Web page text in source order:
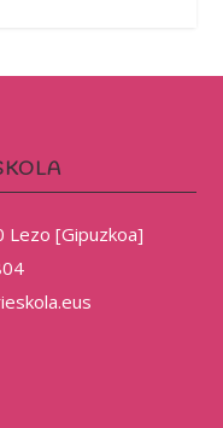
Lezo [Gipuzkoa]